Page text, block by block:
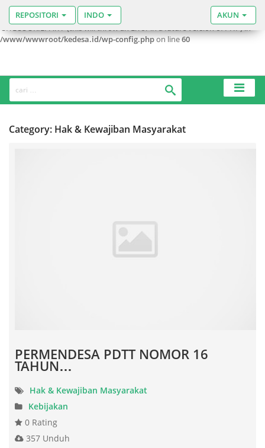
Warning: Use of undefined constant SITECOOKIEPATH - assumed
'SITECOOKIEPATH' (this will throw an Error in a future version of PHP) in
/www/wwwroot/kedesa.id/wp-config.phpon line60
REPOSITORI INDO AKUN
Category: Hak & Kewajiban Masyarakat
PERMENDESA PDTT NOMOR 16
TAHUN…
Hak & Kewajiban Masyarakat
Kebijakan
0 Rating
357 Unduh